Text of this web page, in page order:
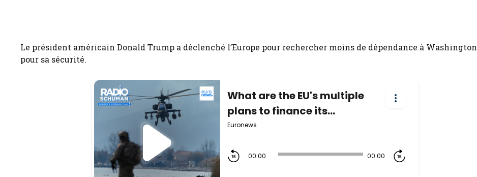
Le président américain Donald Trump a déclenché l’Europe pour rechercher moins de dépendance à Washington
pour sa sécurité.